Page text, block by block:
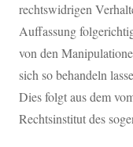
rechtswidrigen
Auffassung
von den
sich so behandeln
Dies folgt aus dem
Rechtsinstitut des